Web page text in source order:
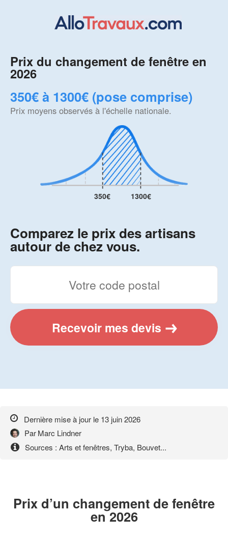
Prix du changement de fenêtre en
2026
350€ à 1300€ (pose comprise)
Prix moyens observés à l'échelle nationale.
350€ 1300€
Comparez le prix des artisans
autour de chez vous.
Recevoir mes devis
Dernière mise à jour le 13 juin 2026
ParMarc Lindner
Sources : Arts et fenêtres, Tryba, Bouvet...
Prix d’un changement de fenêtre
en 2026